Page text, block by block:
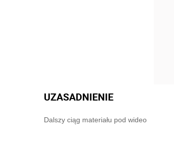
UZASADNIENIE
Dalszy ciąg materiału pod wideo